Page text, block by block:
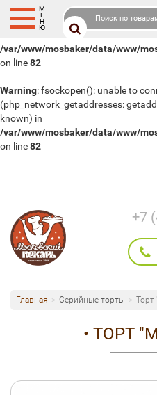
Warning : fsockopen():
Name or service not known in
/var/www/mosbaker/data/www/
on line82
Warning: fsockopen(): unable to
(php_network_getaddresses:
known) in
/var/www/mosbaker/data/www/
on line82
М
Е
Н
Ю
+7
Главная Серийные торты Торт
• ТОРТ